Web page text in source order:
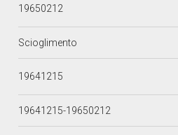
19650212
Scioglimento
19641215
19641215-19650212